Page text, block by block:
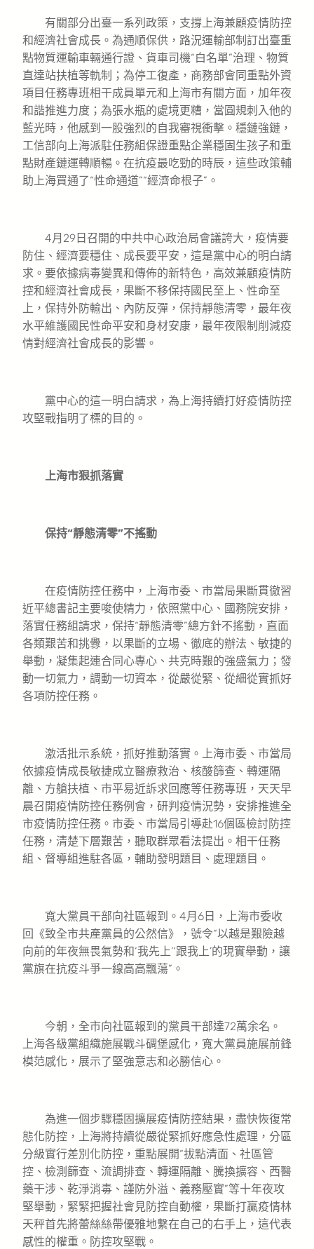
有關部分出臺一系列政策，支撐上海兼顧疫情防控
和經濟社會成長。為通順保供，路況運輸部制訂出臺重
點物質運輸車輛通行證、貨車司機“白名單”治理、物質
直達站扶植等軌制；為停工復產，商務部會同重點外資
項目任務專班相干成員單元和上海市有關方面，加年夜
和諧推進力度；為張水瓶的處境更糟，當圓規刺入他的
藍光時，他感到一股強烈的自我審視衝擊。穩鏈強鏈，
工信部向上海派駐任務組保證重點企業穩固生孩子和重
點財產鏈運轉順暢。在抗疫最吃勁的時辰，這些政策輔
助上海買通了“性命通道”“經濟命根子”。
4月29日召開的中共中心政治局會議誇大，疫情要
防住、經濟要穩住、成長要平安，這是黨中心的明白請
求。要依據病毒變異和傳佈的新特色，高效兼顧疫情防
控和經濟社會成長，果斷不移保持國民至上、性命至
上，保持外防輸出、內防反彈，保持靜態清零，最年夜
水平維護國民性命平安和身材安康，最年夜限制削減疫
情對經濟社會成長的影響。
黨中心的這一明白請求，為上海持續打好疫情防控
攻堅戰指明了標的目的。
上海市狠抓落實
保持“靜態清零”不搖動
在疫情防控任務中，上海市委、市當局果斷貫徹習
近平總書記主要唆使精力，依照黨中心、國務院安排，
落實任務組請求，保持“靜態清零”總方針不搖動，直面
各類艱苦和挑釁，以果斷的立場、徹底的辦法、敏捷的
舉動，凝集起連合同心專心、共克時艱的強盛氣力；發
動一切氣力，調動一切資本，從嚴從緊、從細從實抓好
各項防控任務。
激活批示系統，抓好推動落實。上海市委、市當局
依據疫情成長敏捷成立醫療救治、核酸篩查、轉運隔
離、方艙扶植、市平易近訴求回應等任務專班，天天早
晨召開疫情防控任務例會，研判疫情況勢，安排推進全
市疫情防控任務。市委、市當局引導赴16個區檢討防控
任務，清楚下層艱苦，聽取群眾看法提出。相干任務
組、督導組進駐各區，輔助發明題目、處理題目。
寬大黨員干部向社區報到。4月6日，上海市委收
回《致全市共產黨員的公然信》，號令“以越是艱險越
向前的年夜無畏氣勢和‘我先上’‘跟我上’的現實舉動，讓
黨旗在抗疫斗爭一線高高飄蕩”。
今朝，全市向社區報到的黨員干部達72萬余名。
上海各級黨組織施展戰斗碉堡感化，寬大黨員施展前鋒
模范感化，展示了堅強意志和必勝信心。
為進一個步驟穩固擴展疫情防控結果，盡快恢復常
態化防控，上海將持續從嚴從緊抓好應急性處理，分區
分級實行差別化防控，重點展開“拔點清面、社區管
控、檢測篩查、流調排查、轉運隔離、騰換擴容、西醫
藥干涉、乾淨消毒、謹防外溢、義務壓實”等十年夜攻
堅舉動，緊緊把握社會見防控自動權，果斷打贏疫情林
天秤首先將蕾絲絲帶優雅地繫在自己的右手上，這代表
感性的權重。防控攻堅戰。